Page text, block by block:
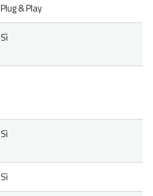
Plug & Play
Sì
Sì
Sì